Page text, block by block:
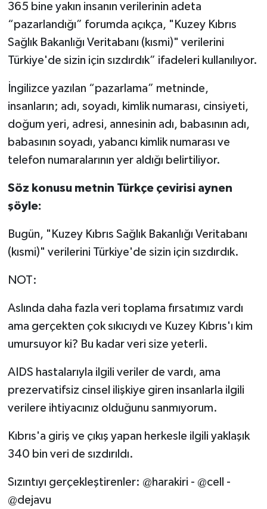
365 bine yakın insanın verilerinin adeta
“pazarlandığı” forumda açıkça, "Kuzey Kıbrıs
Sağlık Bakanlığı Veritabanı (kısmi)" verilerini
Türkiye'de sizin için sızdırdık” ifadeleri kullanılıyor.
İngilizce yazılan “pazarlama” metninde,
insanların; adı, soyadı, kimlik numarası, cinsiyeti,
doğum yeri, adresi, annesinin adı, babasının adı,
babasının soyadı, yabancı kimlik numarası ve
telefon numaralarının yer aldığı belirtiliyor.
Söz konusu metnin Türkçe çevirisi aynen
şöyle:
Bugün, "Kuzey Kıbrıs Sağlık Bakanlığı Veritabanı
(kısmi)" verilerini Türkiye'de sizin için sızdırdık.
NOT:
Aslında daha fazla veri toplama fırsatımız vardı
ama gerçekten çok sıkıcıydı ve Kuzey Kıbrıs'ı kim
umursuyor ki? Bu kadar veri size yeterli.
AIDS hastalarıyla ilgili veriler de vardı, ama
prezervatifsiz cinsel ilişkiye giren insanlarla ilgili
verilere ihtiyacınız olduğunu sanmıyorum.
Kıbrıs'a giriş ve çıkış yapan herkesle ilgili yaklaşık
340 bin veri de sızdırıldı.
Sızıntıyı gerçekleştirenler: @harakiri - @cell -
@dejavu